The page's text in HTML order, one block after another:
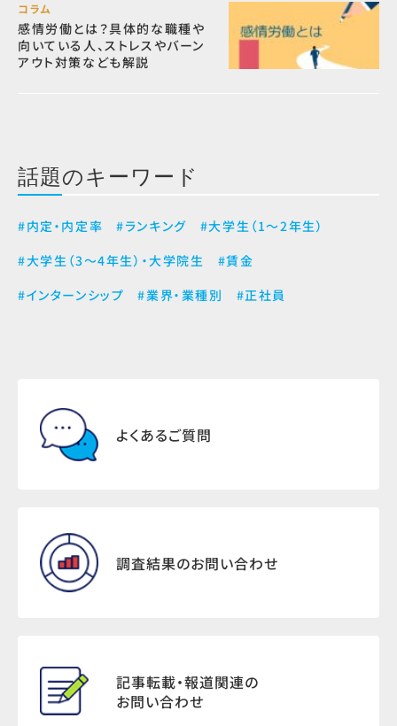
コラム
感情労働とは？具体的な職種や
向いている人、ストレスやバーン
アウト対策なども解説
話題のキーワード
#内定・内定率 #ランキング
#大学生（1～2年生）
#大学生（3～4年生）・大学院生
#賃金
#インターンシップ
#業界・業種別 #正社員
よくあるご質問
調査結果のお問い合わせ
記事転載・報道関連の
お問い合わせ